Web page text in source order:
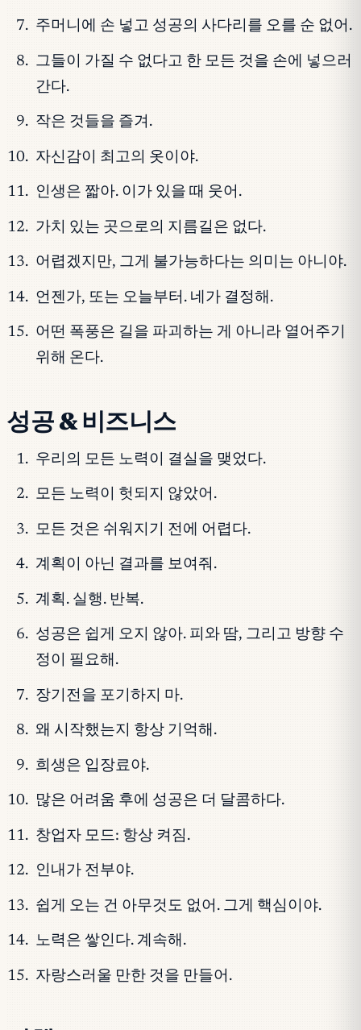
주머니에 손 넣고 성공의 사다리를 오를 순 없어.
그들이 가질 수 없다고 한 모든 것을 손에 넣으러
간다.
작은 것들을 즐겨.
자신감이 최고의 옷이야.
인생은 짧아. 이가 있을 때 웃어.
가치 있는 곳으로의 지름길은 없다.
어렵겠지만, 그게 불가능하다는 의미는 아니야.
언젠가, 또는 오늘부터. 네가 결정해.
어떤 폭풍은 길을 파괴하는 게 아니라 열어주기
위해 온다.
성공 & 비즈니스
우리의 모든 노력이 결실을 맺었다.
모든 노력이 헛되지 않았어.
모든 것은 쉬워지기 전에 어렵다.
계획이 아닌 결과를 보여줘.
계획. 실행. 반복.
성공은 쉽게 오지 않아. 피와 땀, 그리고 방향 수
정이 필요해.
장기전을 포기하지 마.
왜 시작했는지 항상 기억해.
희생은 입장료야.
많은 어려움 후에 성공은 더 달콤하다.
창업자 모드: 항상 켜짐.
인내가 전부야.
쉽게 오는 건 아무것도 없어. 그게 핵심이야.
노력은 쌓인다. 계속해.
자랑스러울 만한 것을 만들어.